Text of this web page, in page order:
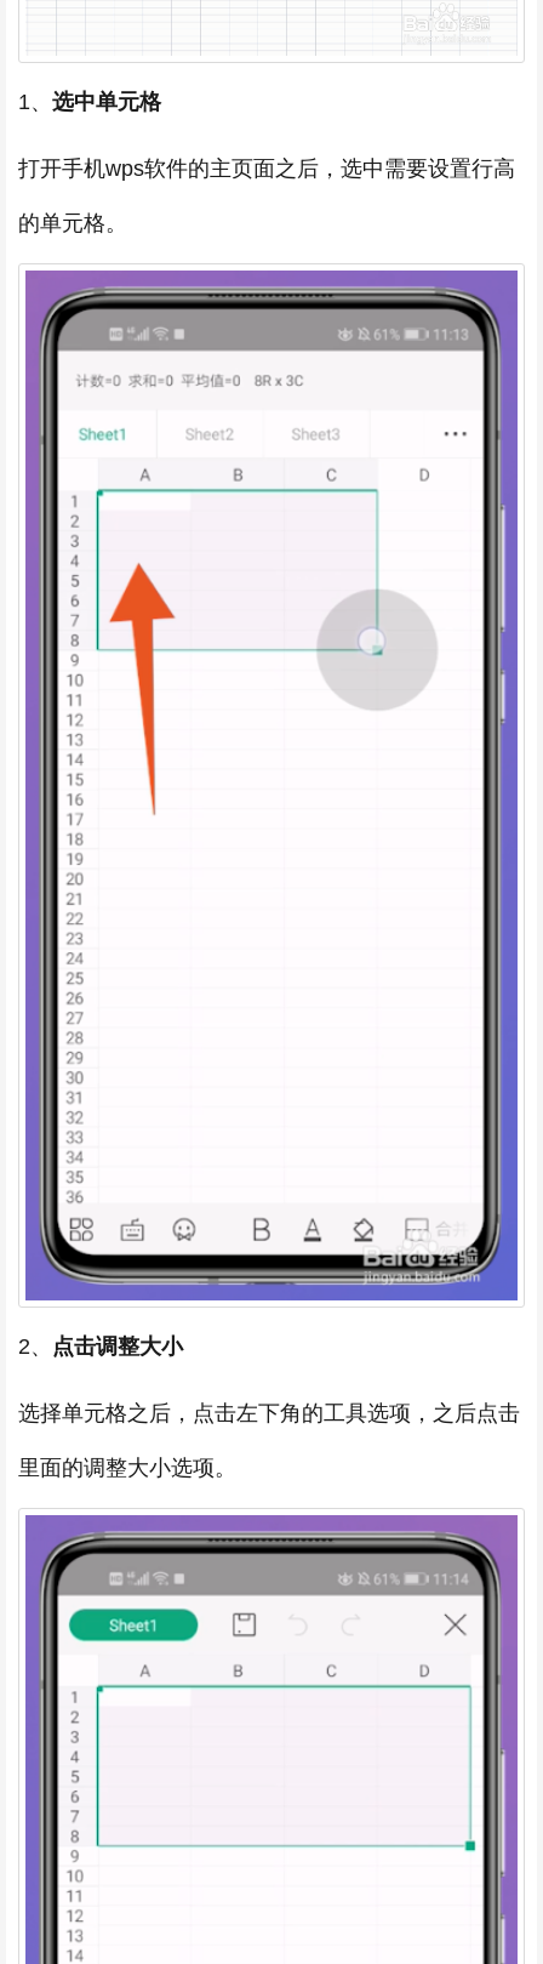
1、 选中单元格
打开手机wps软件的主页面之后，选中需要设置行高
的单元格。
2、 点击调整大小
选择单元格之后，点击左下角的工具选项，之后点击
里面的调整大小选项。